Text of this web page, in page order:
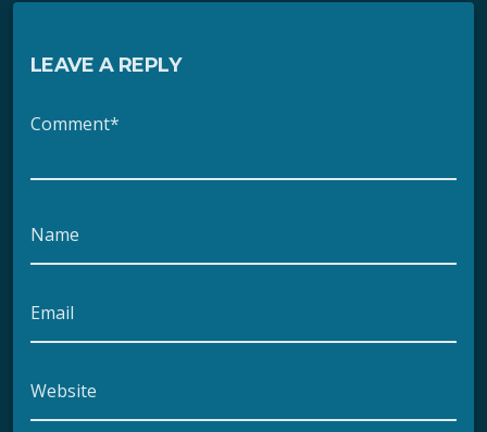
LEAVE A REPLY
Comment*
Name
Email
Website